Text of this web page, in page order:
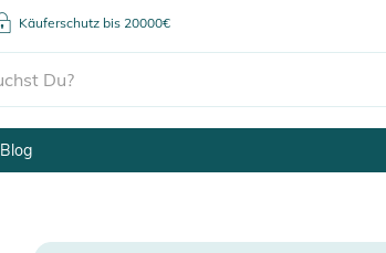
Käuferschutz bis 20000€
Blog